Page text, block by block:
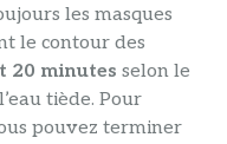
les masques
le contour des
20 minutes selon le
tiède. Pour
pouvez terminer